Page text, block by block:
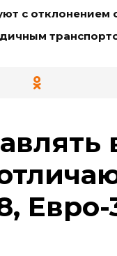
с отклонением
Евро-